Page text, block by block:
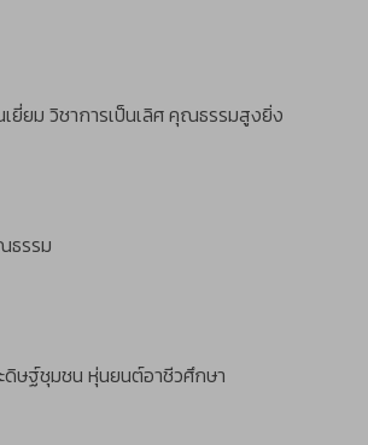
ยม วิชาการเป็นเลิศ คุณธรรมสูงยิ่ง
ธรรม
ษฐ์ชุมชน หุ่นยนต์อาชีวศึกษา